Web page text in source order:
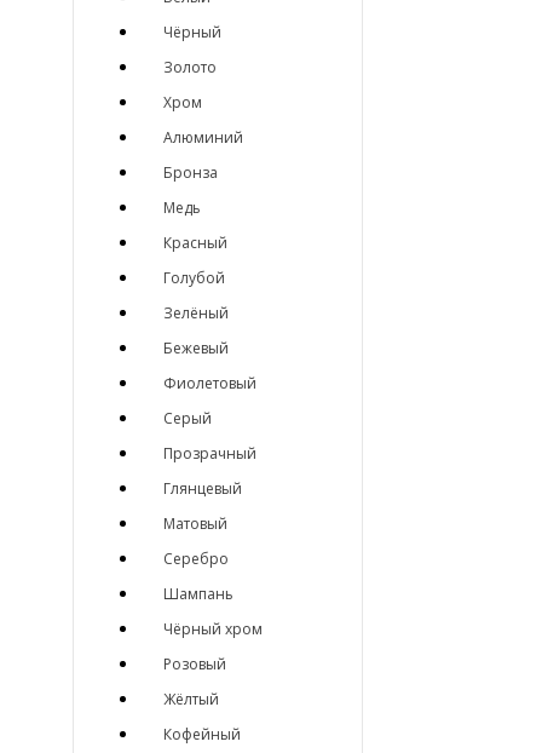
Чёрный
Золото
Хром
Алюминий
Бронза
Медь
Красный
Голубой
Зелёный
Бежевый
Фиолетовый
Серый
Прозрачный
Глянцевый
Матовый
Серебро
Шампань
Чёрный хром
Розовый
Жёлтый
Кофейный